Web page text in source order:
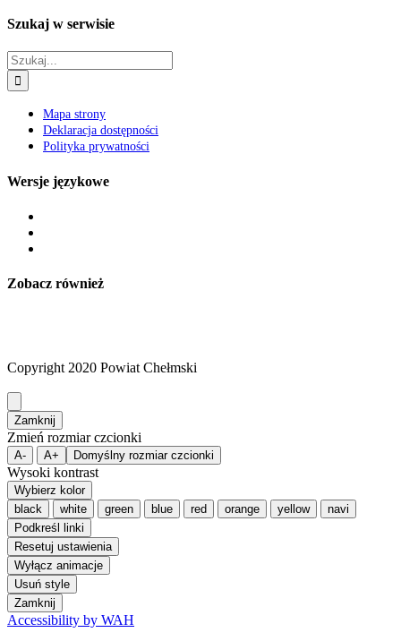
Szukaj w serwisie
Szukaj
Mapa strony
Deklaracja dostępności
Polityka prywatności
Wersje językowe
Zobacz również
Copyright 2020 Powiat Chełmski
Zamknij
Zmień rozmiar czcionki
A- A+ Domyślny rozmiar czcionki
Wysoki kontrast
Wybierz kolor
black
white green blue red orange yellow
navi
Podkreśl linki
Resetuj ustawienia
Wyłącz animacje
Usuń style
Zamknij
Accessibility by WAH